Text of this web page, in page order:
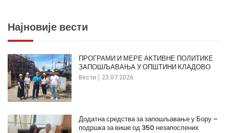
Најновије вести
Вести 23.07.2026.
ПРОГРАМИ И МЕРЕ АКТИВНЕ ПОЛИТИКЕ
ЗАПОШЉАВАЊА У ОПШТИНИ КЛАДОВО
Додатна средства за запошљавање у Бору –
подршка за више од 350 незапослених